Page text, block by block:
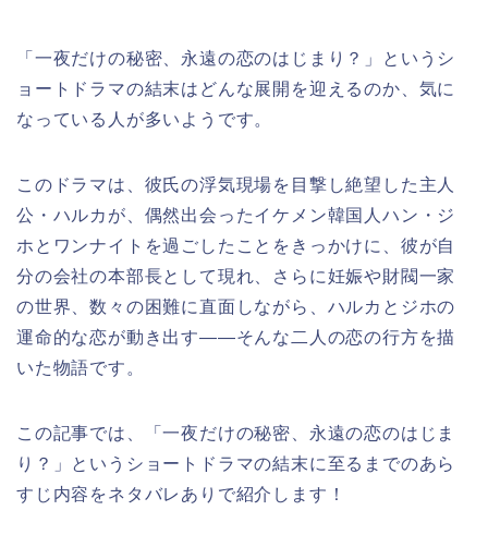
「一夜だけの秘密、永遠の恋のはじまり？」というシ
ョートドラマの結末はどんな展開を迎えるのか、 気に
なっている人が多いようです。
このドラマは、彼氏の浮気現場を目撃し絶望した主人
公・ハルカが、偶然出会ったイケメン韓国人ハン・ジ
ホとワンナイトを過ごしたことをきっかけに、彼が自
分の会社の本部長として現れ、さらに妊娠や財閥一家
の世界、数々の困難に直面しながら、ハルカとジホの
運命的な恋が動き出す――そんな二人の恋の行方を描
いた物語です。
この記事では、「一夜だけの秘密、永遠の恋のはじま
り？」 というショートドラマの結末に至るまでのあら
すじ内容をネタバレありで紹介します！